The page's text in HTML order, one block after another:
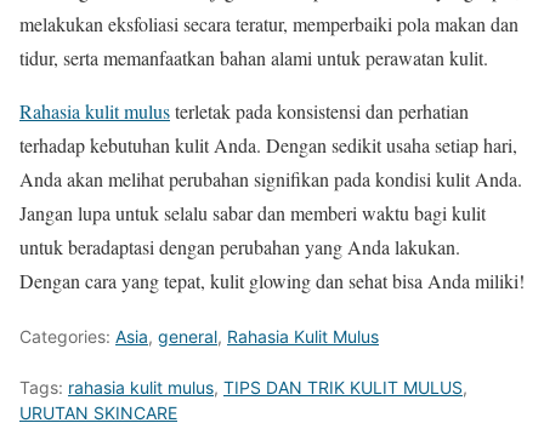
melakukan eksfoliasi secara teratur, memperbaiki pola makan dan
tidur, serta memanfaatkan bahan alami untuk perawatan kulit.
Rahasia kulit mulusterletak pada konsistensi dan perhatian
terhadap kebutuhan kulit Anda. Dengan sedikit usaha setiap hari,
Anda akan melihat perubahan signifikan pada kondisi kulit Anda.
Jangan lupa untuk selalu sabar dan memberi waktu bagi kulit
untuk beradaptasi dengan perubahan yang Anda lakukan.
Dengan cara yang tepat, kulit glowing dan sehat bisa Anda miliki!
Categories: Asia, general, Rahasia Kulit Mulus
Tags: rahasia kulit mulus, TIPS DAN TRIK KULIT MULUS,
URUTAN SKINCARE